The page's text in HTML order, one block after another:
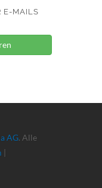
E-MAILS
AG. Alle
|